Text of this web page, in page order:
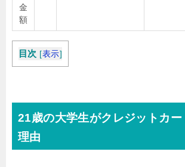
金
額
目次 [表示]
21歳の大学生がクレジットカー
理由